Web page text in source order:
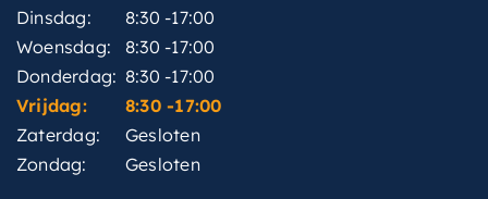
Dinsdag:
8:30 -17:00
Woensdag:
8:30 -17:00
Donderdag: 8:30 -17:00
Vrijdag:
8:30 -17:00
Zaterdag:
Gesloten
Zondag:
Gesloten